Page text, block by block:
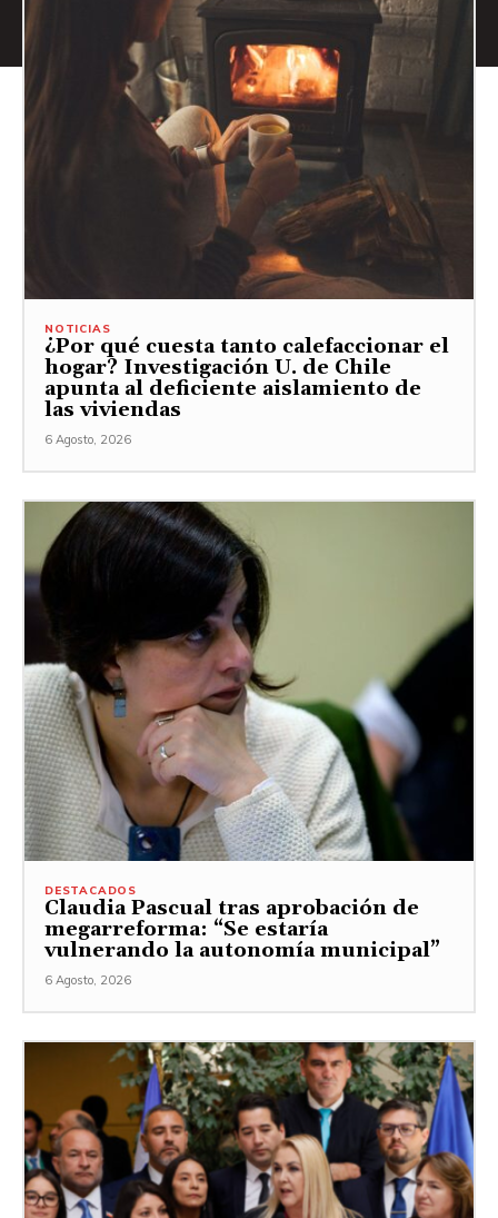
NOTICIAS
¿Por qué cuesta tanto calefaccionar el
hogar? Investigación U. de Chile
apunta al deficiente aislamiento de
las viviendas
6 Agosto, 2026
DESTACADOS
Claudia Pascual tras aprobación de
megarreforma: “Se estaría
vulnerando la autonomía municipal”
6 Agosto, 2026